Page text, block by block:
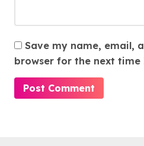
Save my name, email,
browser for the next time